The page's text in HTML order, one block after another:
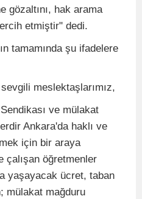
gözaltını, hak arama
etmiştir" dedi.
tamamında şu ifadelere
meslektaşlarımız,
ve mülakat
Ankara'da haklı ve
için bir araya
çalışan öğretmenler
yaşayacak ücret, taban
mülakat mağduru